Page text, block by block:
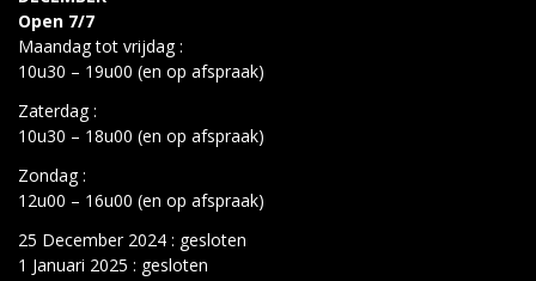
Open 7/7
Maandag tot vrijdag :
10u30 – 19u00 (en op afspraak)
Zaterdag :
10u30 – 18u00 (en op afspraak)
Zondag :
12u00 – 16u00 (en op afspraak)
25 December 2024 : gesloten
1 Januari 2025 : gesloten